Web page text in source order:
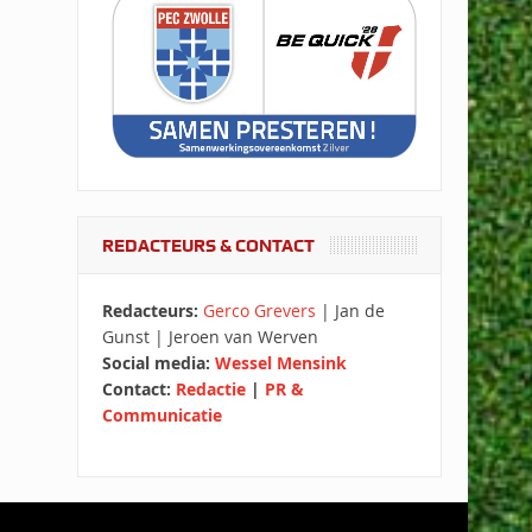
REDACTEURS & CONTACT
Redacteurs: Gerco Grevers | Jan de
Gunst | Jeroen van Werven
Social media: Wessel Mensink
Contact: Redactie| PR &
Communicatie